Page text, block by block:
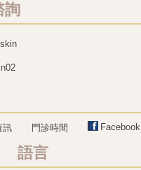
詢
訊 門診時間 Facebook
言